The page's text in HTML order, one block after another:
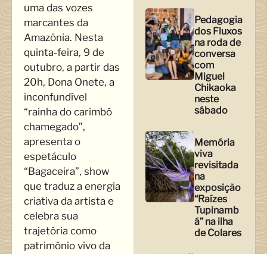
uma das vozes
marcantes da
Amazônia. Nesta
quinta-feira, 9 de
outubro, a partir das
20h, Dona Onete, a
inconfundível
“rainha do carimbó
chamegado”,
apresenta o
espetáculo
“Bagaceira”, show
que traduz a energia
criativa da artista e
celebra sua
trajetória como
patrimônio vivo da
Pedagogia
dos Fluxos
na roda de
conversa
com
Miguel
Chikaoka
neste
sábado
Memória
viva
revisitada
na
exposição
“Raízes
Tupinamb
á” na ilha
de Colares